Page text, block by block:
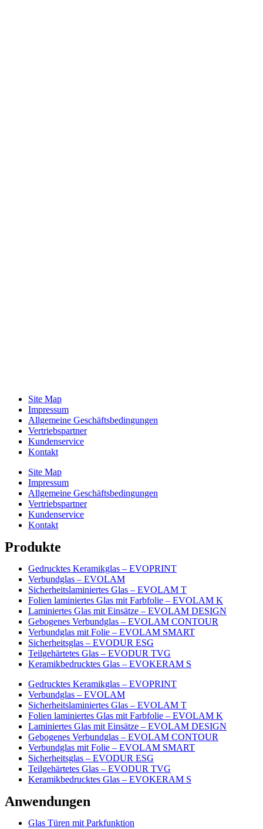
Site Map
Impressum
Allgemeine Geschäftsbedingungen
Vertriebspartner
Kundenservice
Kontakt
Site Map
Impressum
Allgemeine Geschäftsbedingungen
Vertriebspartner
Kundenservice
Kontakt
Produkte
Gedrucktes Keramikglas – EVOPRINT
Verbundglas – EVOLAM
Sicherheitslaminiertes Glas – EVOLAM T
Folien laminiertes Glas mit Farbfolie – EVOLAM K
Laminiertes Glas mit Einsätze – EVOLAM DESIGN
Gebogenes Verbundglas – EVOLAM CONTOUR
Verbundglas mit Folie – EVOLAM SMART
Sicherheitsglas – EVODUR ESG
Teilgehärtetes Glas – EVODUR TVG
Keramikbedrucktes Glas – EVOKERAM S
Gedrucktes Keramikglas – EVOPRINT
Verbundglas – EVOLAM
Sicherheitslaminiertes Glas – EVOLAM T
Folien laminiertes Glas mit Farbfolie – EVOLAM K
Laminiertes Glas mit Einsätze – EVOLAM DESIGN
Gebogenes Verbundglas – EVOLAM CONTOUR
Verbundglas mit Folie – EVOLAM SMART
Sicherheitsglas – EVODUR ESG
Teilgehärtetes Glas – EVODUR TVG
Keramikbedrucktes Glas – EVOKERAM S
Anwendungen
Glas Türen mit Parkfunktion